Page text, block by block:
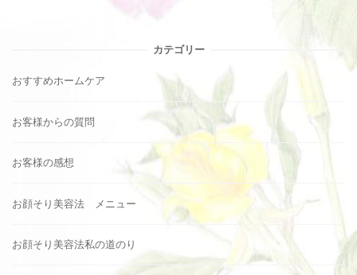
カテゴリー
おすすめホームケア
お客様からの質問
お客様の感想
お顔そり美容法 メニュー
お顔そり美容法私の道のり